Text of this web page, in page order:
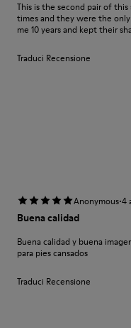
This is the second pair of
times and they were the
me 10 years and kept their
Traduci Recensione
Anonymous·4
Buena calidad
Buena calidad y buena
para pies cansados
Traduci Recensione